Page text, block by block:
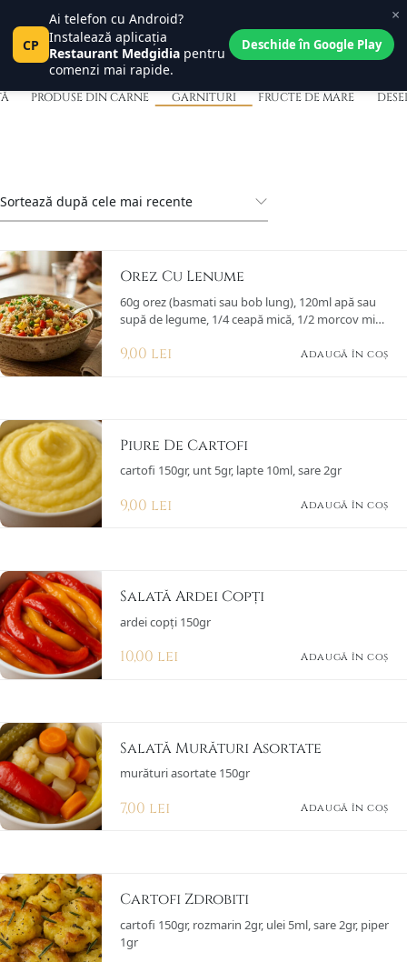
Central Place
Tanța și Costel
0
Pct 0
Garnituri
PRODUSE DIN CARNE GARNITURI FRUCTE DE MARE
Orez Cu Lenume
60g orez (basmati sau bob lung), 120ml apă sau
supă de legume, 1/4 ceapă mică, 1/2 morcov mic,
1 lingură ulei, sare, piper, pătrunjel proaspăt.
9,00 lei Adaugă în coș
Piure De Cartofi
cartofi 150gr, unt 5gr, lapte 10ml, sare 2gr
9,00 lei Adaugă în coș
Salată Ardei Copți
ardei copți 150gr
10,00 lei Adaugă în coș
Salată Murături Asortate
murături asortate 150gr
7,00 lei Adaugă în coș
Cartofi Zdrobiti
cartofi 150gr, rozmarin 2gr, ulei 5ml, sare 2gr, piper
1gr
×
CP
Ai telefon cu Android?
Instalează aplicația
Restaurant Medgidia pentru
comenzi mai rapide.
Deschide în Google Play